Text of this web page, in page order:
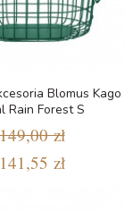
Blomus Kago
Rain Forest S
zł
141,55 zł